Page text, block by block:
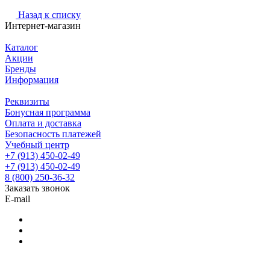
Назад к списку
Интернет-магазин
Каталог
Акции
Бренды
Информация
Реквизиты
Бонусная программа
Оплата и доставка
Безопасность платежей
Учебный центр
+7 (913) 450-02-49
+7 (913) 450-02-49
8 (800) 250-36-32
Заказать звонок
E-mail